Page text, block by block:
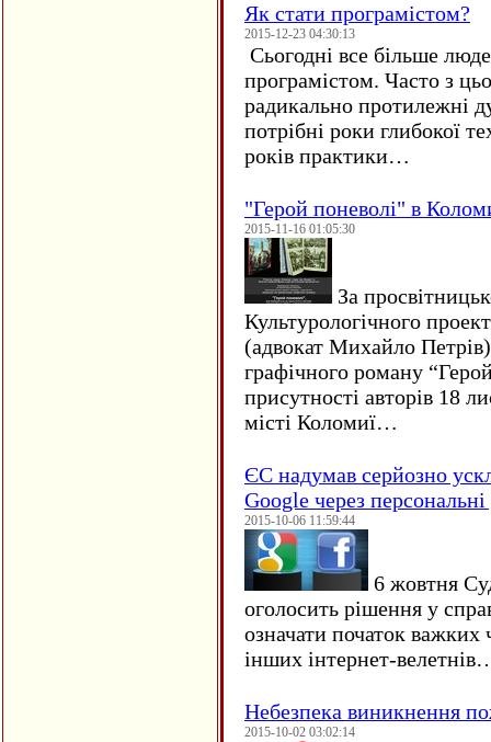
Як стати програмістом?
2015-12-23 04:30:13
Сьогодні все більше
програмістом. Часто з
радикально протилежні
потрібні роки глибокої
років практики…
"Герой поневолі" в
2015-11-16 01:05:30
За
Культурологічного
(адвокат Михайло
графічного роману
присутності авторів 18
місті Коломиї…
ЄC надумав серйозно
Google через персональні
2015-10-06 11:59:44
6 жовтня
оголосить рішення у
означати початок важких
інших інтернет-
Небезпека виникнення
2015-10-02 03:02:14